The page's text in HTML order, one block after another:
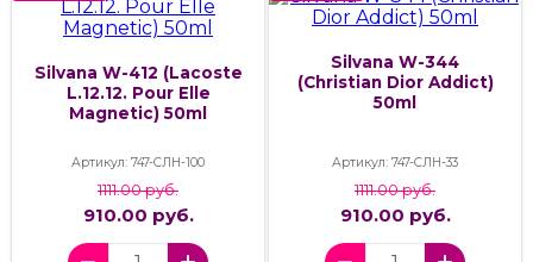
Silvana W-412 (Lacoste
L.12.12. Pour Elle
Magnetic) 50ml
Артикул: 747-СЛН-100
1111.00 руб.
910.00 руб.
Silvana W-344
(Christian Dior Addict)
50ml
Артикул: 747-СЛН-33
1111.00 руб.
910.00 руб.